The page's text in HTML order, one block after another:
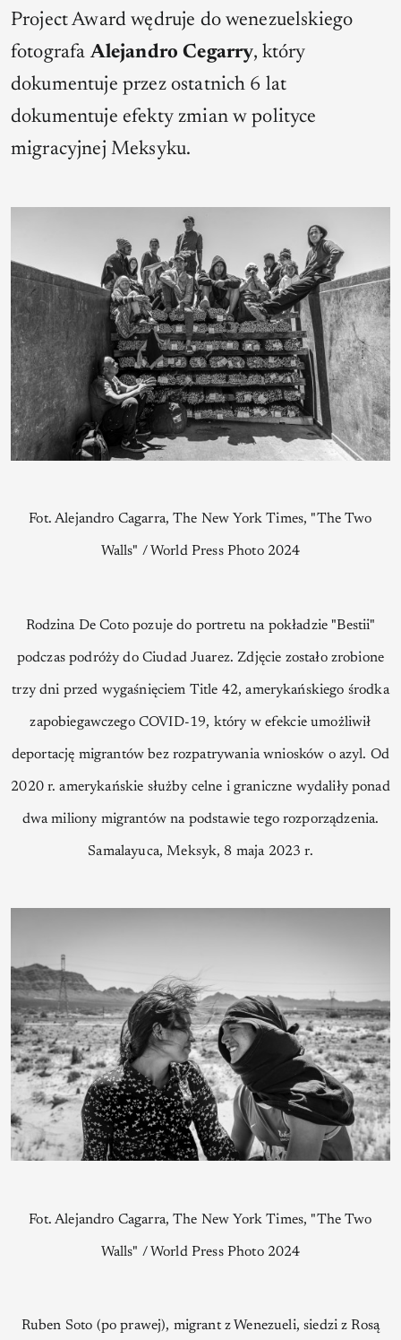
Project Award wędruje do wenezuelskiego
fotografaAlejandro Cegarry, który
dokumentuje przez ostatnich 6 lat
dokumentuje efekty zmian w polityce
migracyjnej Meksyku.
Fot. Alejandro Cagarra, The New York Times, "The Two
Walls" / World Press Photo 2024
Rodzina De Coto pozuje do portretu na pokładzie "Bestii"
podczas podróży do Ciudad Juarez. Zdjęcie zostało zrobione
trzy dni przed wygaśnięciem Title 42, amerykańskiego środka
zapobiegawczego COVID-19, który w efekcie umożliwił
deportację migrantów bez rozpatrywania wniosków o azyl. Od
2020 r. amerykańskie służby celne i graniczne wydaliły ponad
dwa miliony migrantów na podstawie tego rozporządzenia.
Samalayuca, Meksyk, 8 maja 2023 r.
Fot. Alejandro Cagarra, The New York Times, "The Two
Walls" / World Press Photo 2024
Ruben Soto (po prawej), migrant z Wenezueli, siedzi z Rosą